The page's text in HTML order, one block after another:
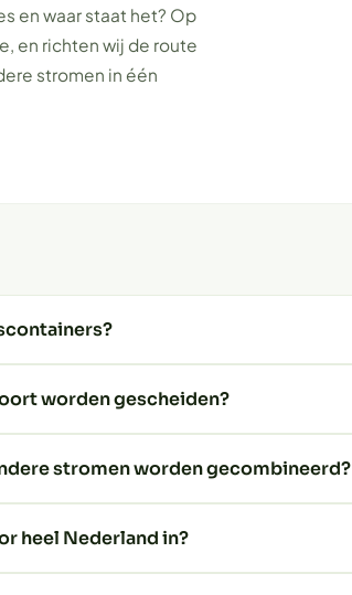
en waar staat het? Op
en richten wij de route
stromen in één
worden gescheiden?
stromen worden gecombineerd?
heel Nederland in?